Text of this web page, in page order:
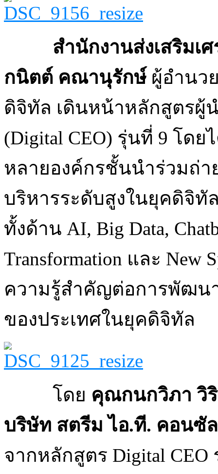
สำนักงานส่งเสริมเศ
กนิตต์ คณานุรักษ์ ผู้อำนว
ดิจิทัล เดินหน้าหลักสูตรผู้
(Digital CEO) รุ่นที่ 9 โด
หลายองค์กรชั้นนำร่วมถ่า
บริหารระดับสูงในยุคดิจิทั
ทั้งด้าน AI, Big Data,
Transformation และ New
ความรู้สำคัญต่อการพัฒน
ของประเทศในยุคดิจิทัล
โดย คุณกนกวิภา วิ
บริษัท สตรีม ไอ.ที. คอนซั
จากหลักสูตร Digital